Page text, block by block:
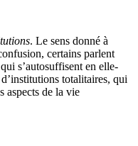
. Le sens donné à
certains parlent
s’autosuffisent en elle-
totalitaires, qui
aspects de la vie